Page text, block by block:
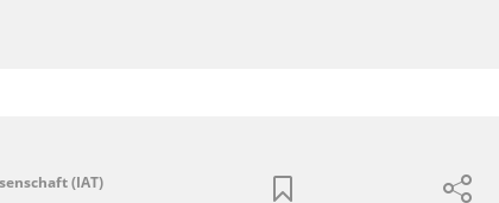
(IAT)